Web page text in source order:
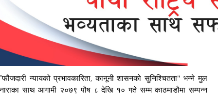
"फौजदारी न्यायको प्रभावकारिता,कानूनी शासनको सुनिश्चितता" भन्ने मुल
नाराका साथ आगामी २०७९ पौष ८ देखि १० गते सम्म काठमाडौमा सम्पन्न